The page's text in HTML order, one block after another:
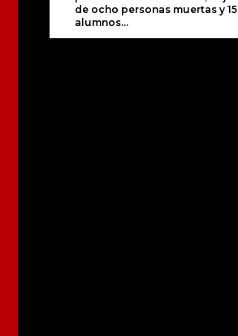
de ocho personas muertas y 15
alumnos...